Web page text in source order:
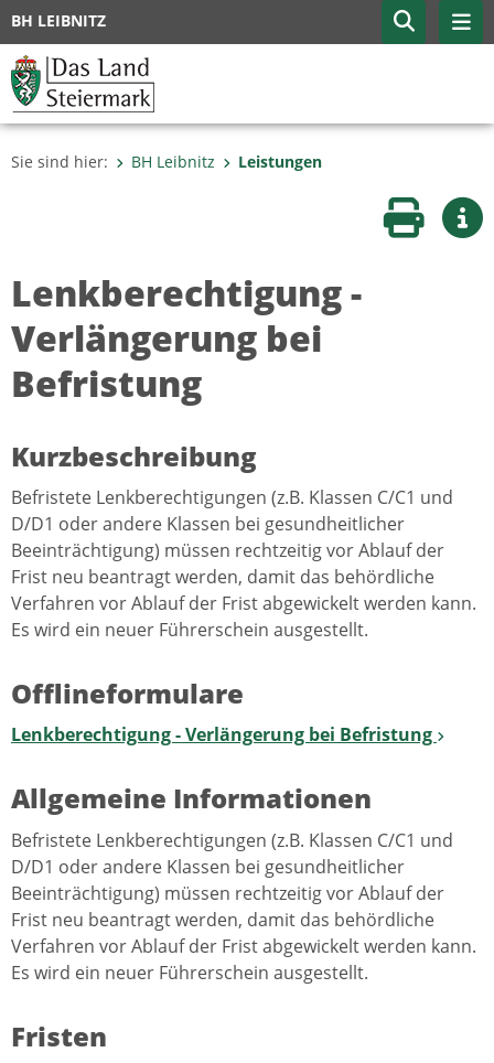
BH LEIBNITZ
Sie sind hier: BH Leibnitz Leistungen
Seite
Lenkberechtigung -
Verlängerung bei
Befristung
Kurzbeschreibung
Befristete Lenkberechtigungen (z.B. Klassen C/C1 und
D/D1 oder andere Klassen bei gesundheitlicher
Beeinträchtigung) müssen rechtzeitig vor Ablauf der
Frist neu beantragt werden, damit das behördliche
Verfahren vor Ablauf der Frist abgewickelt werden kann.
Es wird ein neuer Führerschein ausgestellt.
Offlineformulare
Lenkberechtigung - Verlängerung bei Befristung
Allgemeine Informationen
Befristete Lenkberechtigungen (z.B. Klassen C/C1 und
D/D1 oder andere Klassen bei gesundheitlicher
Beeinträchtigung) müssen rechtzeitig vor Ablauf der
Frist neu beantragt werden, damit das behördliche
Verfahren vor Ablauf der Frist abgewickelt werden kann.
Es wird ein neuer Führerschein ausgestellt.
Fristen